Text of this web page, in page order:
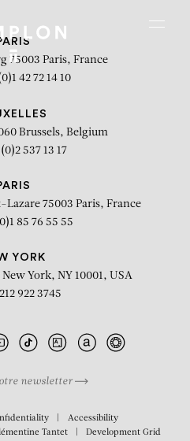
Wurst)
75003 Paris, France
42 72 14 10
Brussels, Belgium
537 13 17
Lazare 75003 Paris, France
85 76 55 55
YORK
New York, NY 10001, USA
922 3745
newsletter
Accessibility
Tantet DevelopmentGrid